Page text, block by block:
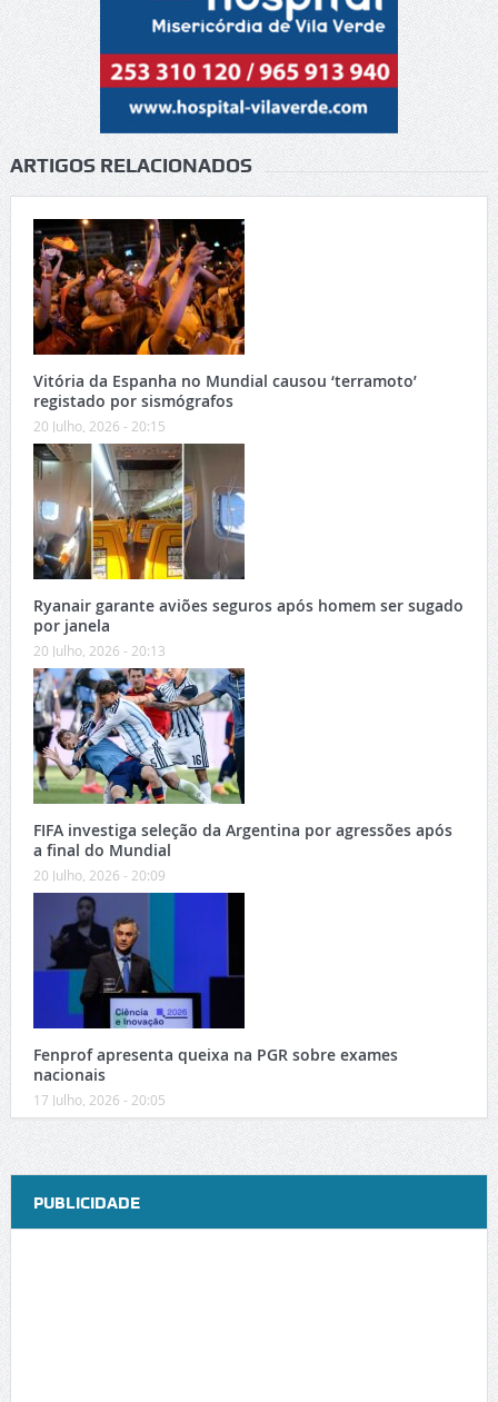
ARTIGOS RELACIONADOS
Vitória da Espanha no Mundial causou ‘terramoto’
registado por sismógrafos
20 Julho, 2026 - 20:15
Ryanair garante aviões seguros após homem ser sugado
por janela
20 Julho, 2026 - 20:13
FIFA investiga seleção da Argentina por agressões após
a final do Mundial
20 Julho, 2026 - 20:09
Fenprof apresenta queixa na PGR sobre exames
nacionais
17 Julho, 2026 - 20:05
PUBLICIDADE